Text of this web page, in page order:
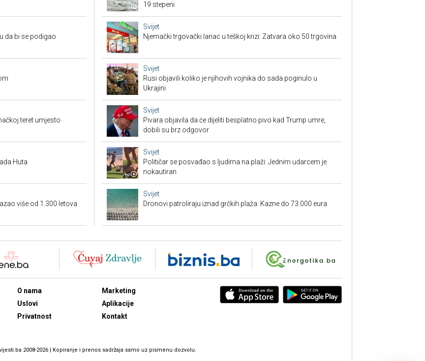
da bi se podigao
teret umjesto
Huta
više od 1.300 letova
19 stepeni
Svijet
Njemački trgovački lanac u teškoj krizi: Zatvara oko 50 trgovina
Svijet
Rusi objavili koliko je njihovih vojnika do sada poginulo u
Ukrajini
Svijet
Pivara objavila da će dijeliti besplatno pivo kad Trump umre,
dobili su brz odgovor
Svijet
Političar se posvađao s ljudima na plaži: Jednim udarcem je
nokautiran
Svijet
Dronovi patroliraju iznad grčkih plaža: Kazne do 73.000 eura
O nama
Uslovi
Privatnost
Marketing
Aplikacije
Kontakt
2008-2026 | Kopiranje i prenos sadržaja samo uz pismenu dozvolu.